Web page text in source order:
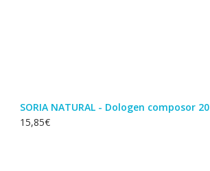
SORIA NATURAL - Dologen composor 20
15,85€